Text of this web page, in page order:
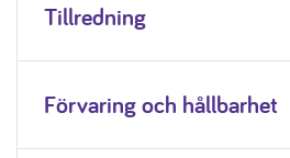
Tillredning
Förvaring och hållbarhet